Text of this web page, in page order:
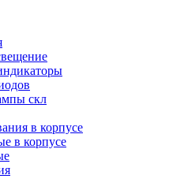
скл
в корпусе
в корпусе